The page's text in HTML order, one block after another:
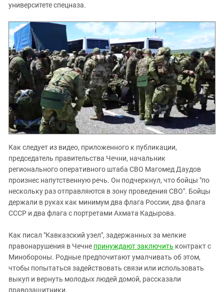
университете спецназа.
Как следует из видео, приложенного к публикации,
председатель правительства Чечни, начальник
регионального оперативного штаба СВО Магомед Даудов
произнес напутственную речь. Он подчеркнул, что бойцы "по
нескольку раз отправляются в зону проведения СВО". Бойцы
держали в руках как минимум два флага России, два флага
СССР и два флага с портретами Ахмата Кадырова.
Как писал "Кавказский узел", задержанных за мелкие
правонарушения в Чечне принуждают заключить контракт с
Минобороны. Родные предпочитают умалчивать об этом,
чтобы попытаться задействовать связи или использовать
выкуп и вернуть молодых людей домой, рассказали
правозащитники.